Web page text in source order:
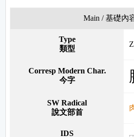
Main / 基礎內
Type
類型
Corresp Modern Char.
今字
SW Radical
說文部首
IDS